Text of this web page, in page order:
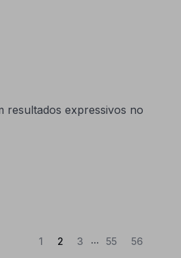
resultados expressivos no
1 2(Atual)
3 ... 55 56